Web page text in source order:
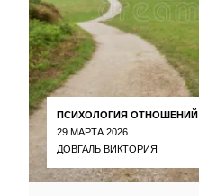
ПСИХОЛОГИЯ ОТНОШЕНИЙ
29 МАРТА 2026
ДОВГАЛЬ ВИКТОРИЯ